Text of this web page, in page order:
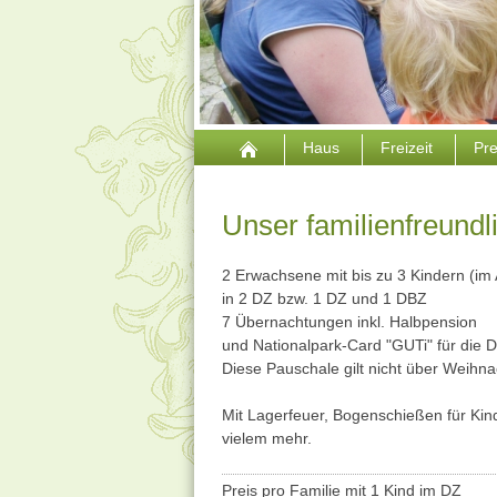
Haus Freizeit
Unser
2 Erwachsene mit bis zu 3 Kindern
in 2 DZ bzw. 1 DZ und 1 DBZ
7 Übernachtungen inkl. Halbpension
und Nationalpark-Card "GUTi" für die
Diese Pauschale gilt nicht über
Mit Lagerfeuer, Bogenschießen für
vielem mehr.
Preis pro Familie mit 1 Kind im DZ